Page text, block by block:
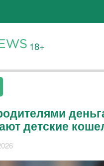
18+
детские